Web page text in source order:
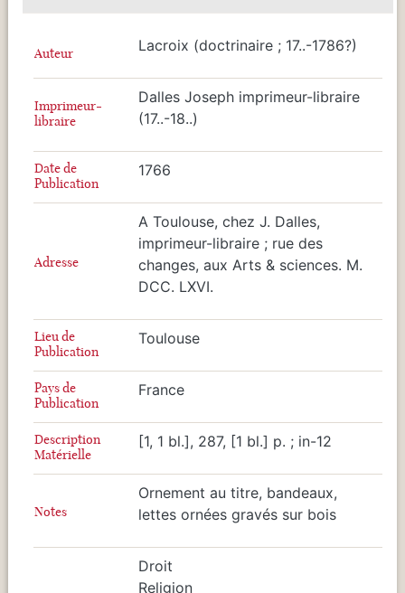
Auteur Lacroix (doctrinaire ; 17..-1786?)
Imprimeur-
libraire
Dalles Joseph imprimeur-libraire
(17..-18..)
Date de
Publication
1766
Adresse
A Toulouse, chez J. Dalles,
imprimeur-libraire ; rue des
changes, aux Arts & sciences. M.
DCC. LXVI.
Lieu de
Publication
Toulouse
Pays de
Publication
France
Description
Matérielle
[1, 1 bl.], 287, [1 bl.] p. ; in-12
Notes
Ornement au titre, bandeaux,
lettes ornées gravés sur bois
Droit
Religion